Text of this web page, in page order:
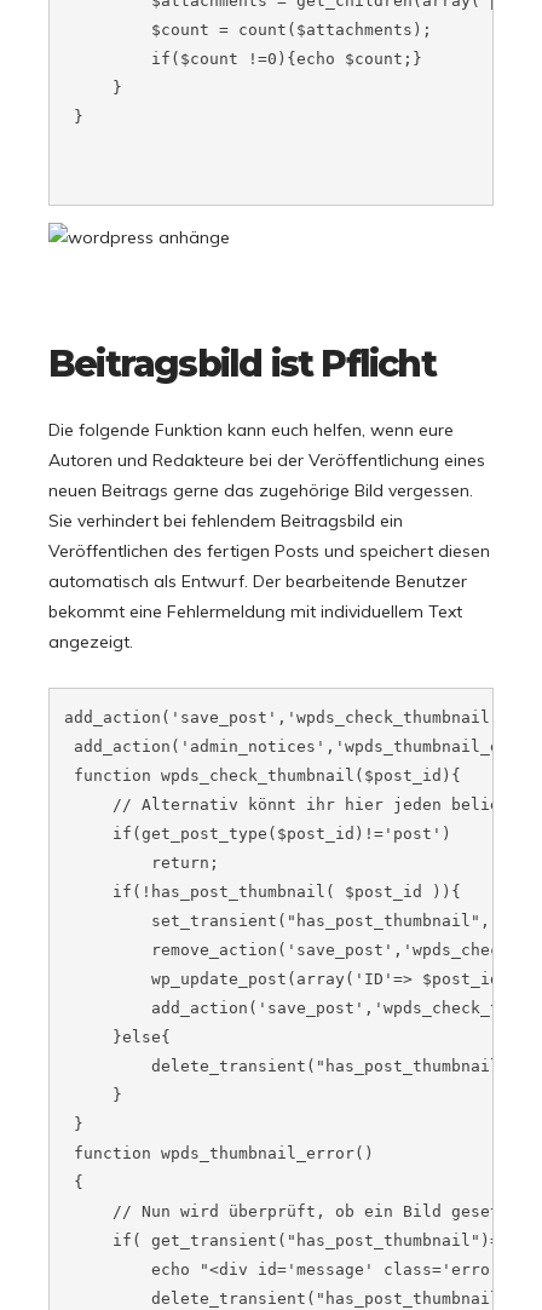
$count = count($attachments);
if($count !=0){echo $count;}
}
}
Beitragsbild ist Pflicht
Die folgende Funktion kann euch helfen, wenn eure
Autoren und Redakteure bei der Veröffentlichung eines
neuen Beitrags gerne das zugehörige Bild vergessen.
Sie verhindert bei fehlendem Beitragsbild ein
Veröffentlichen des fertigen Posts und speichert diesen
automatisch als Entwurf. Der bearbeitende Benutzer
bekommt eine Fehlermeldung mit individuellem Text
angezeigt.
add_action('save_post','wpds_check_thumbnail');
function wpds_check_thumbnail($post_id){
// Alternativ könnt ihr hier jeden beliebigen
if(get_post_type($post_id)!='post')
return;
if(!has_post_thumbnail( $post_id )){
wp_update_post(array('ID'=>
}else{
delete_transient("has_post_thumbnail");
}
}
function wpds_thumbnail_error()
{
// Nun wird überprüft, ob ein Bild gesetzt
if(
echo "<div id='message'
delete_transient("has_post_thumbnail");